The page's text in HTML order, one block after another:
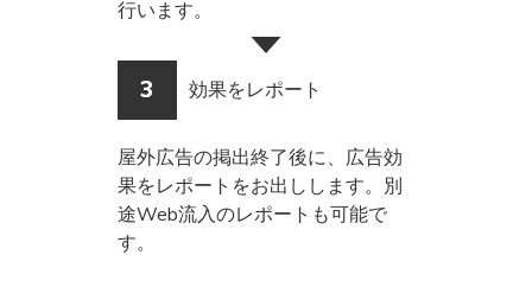
行います。
3 効果をレポート
屋外広告の掲出終了後に、広告効
果をレポートをお出しします。別
途Web流入のレポートも可能で
す。